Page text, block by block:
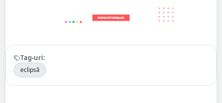
Tag-uri:
eclipsă